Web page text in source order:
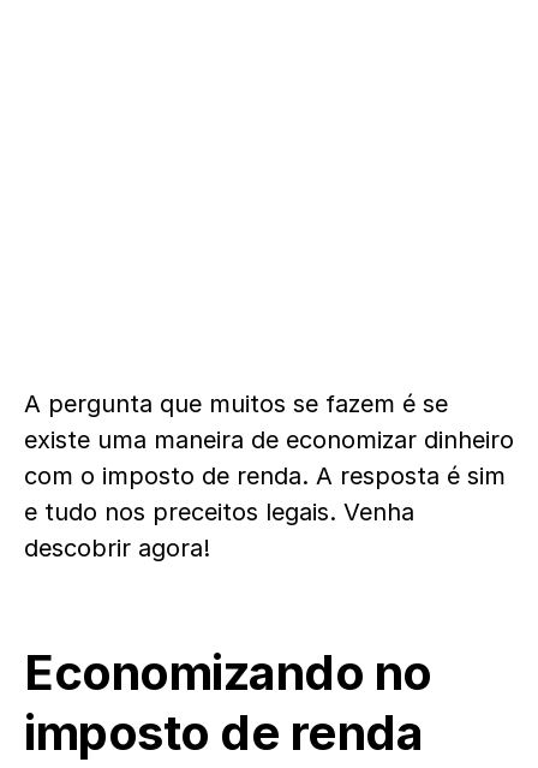
A pergunta que muitos se fazem é se
existe uma maneira de economizar dinheiro
com o imposto de renda. A resposta é sim
e tudo nos preceitos legais. Venha
descobrir agora!
Economizando no
imposto de renda